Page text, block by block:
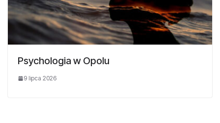
Psychologia w Opolu
9 lipca 2026